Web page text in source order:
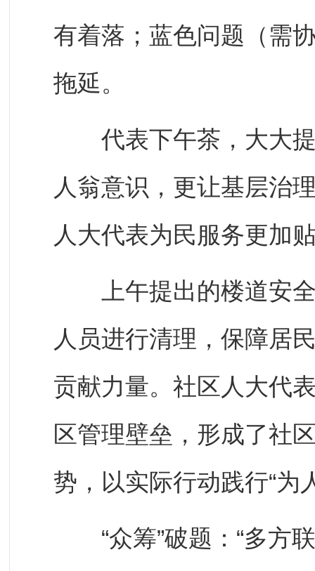
有着落；蓝色问题（需
拖延。
代表下午茶，大大提
人翁意识，更让基层治
人大代表为民服务更加
上午提出的楼道安全
人员进行清理，保障居
贡献力量。社区人大代
区管理壁垒，形成了社
势，以实际行动践行“为
“众筹”破题：“多方联